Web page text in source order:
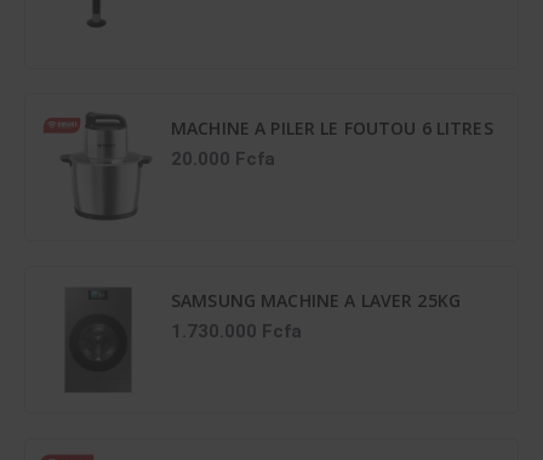
MACHINE A PILER LE FOUTOU 6 LITRES
6PCS-CTN SMART TECHNOLOGY
Référence : STPE-792
20.000 Fcfa
SAMSUNG MACHINE A LAVER 25KG
SECHAGE IA 15KG FRONTALE
INVERTER - WD25DB8995BZNQ
1.730.000 Fcfa